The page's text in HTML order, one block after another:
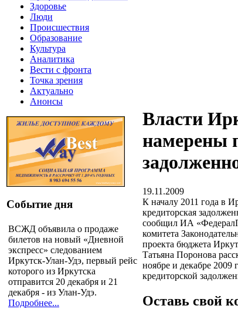
Здоровье
Люди
Происшествия
Образование
Культура
Аналитика
Вести с фронта
Точка зрения
Актуально
Анонсы
Событие дня
ВСЖД объявила о продаже
билетов на новый «Дневной
экспресс» следованием
Иркутск-Улан-Удэ, первый рейс
которого из Иркутска
отправится 20 декабря и 21
декабря - из Улан-Удэ.
Подробнее...
Власти
намерены
19.11.2009
К началу 2011 года в
кредиторская
сообщил ИА
комитета
проекта бюджета
Татьяна Поронова
ноябре и декабре 2009
кредиторской
Оставь свой